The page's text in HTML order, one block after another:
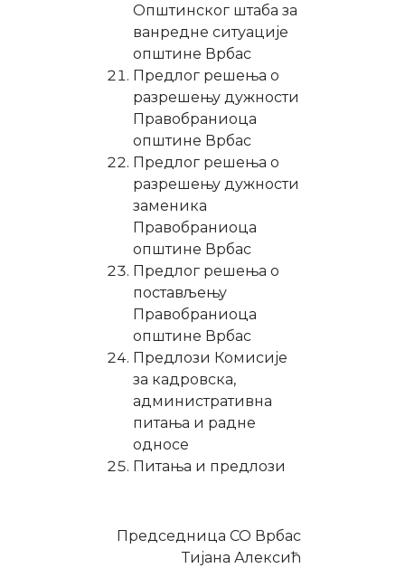
Општинског штаба за
ванредне ситуације
општине Врбас
Предлог решења о
разрешењу дужности
Правобраниоца
општине Врбас
Предлог решења о
разрешењу дужности
заменика
Правобраниоца
општине Врбас
Предлог решења о
постављењу
Правобраниоца
општине Врбас
Предлози Комисије
за кадровска,
административна
питања и радне
односе
Питања и предлози
Председница СО Врбас
Тијана Алексић